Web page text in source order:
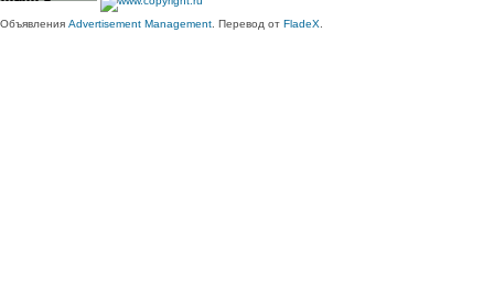
Объявления Advertisement Management . Перевод от FladeX